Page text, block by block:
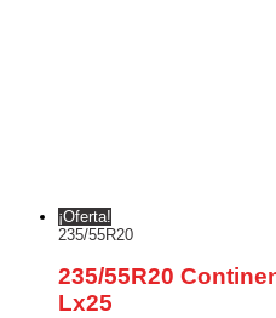
¡Oferta!
235/55R20
235/55R20
Lx25